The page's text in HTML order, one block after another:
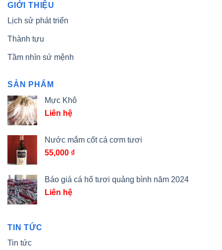
GIỚI THIỆU
Lịch sử phát triển
Thành tựu
Tầm nhìn sứ mệnh
SẢN PHẨM
Mực Khô
Liên hệ
Nước mắm cốt cá cơm tươi
55,000 ₫
Báo giá cá hố tươi quảng bình năm 2024
Liên hệ
TIN TỨC
Tin tức